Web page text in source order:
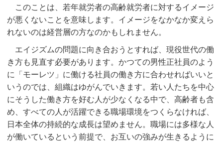
このことは、若年就労者の高齢就労者に対するイメージ
が悪くないことを意味します。イメージをなかなか変えら
れないのは経営層の方なのかもしれません。
エイジズムの問題に向き合おうとすれば、現役世代の働
き方も見直す必要があります。かつての男性正社員のよう
に「モーレツ」に働ける社員の働き方に合わせればいいと
いうのでは、組織はゆがんでいきます。若い人たちを中心
にそうした働き方を好む人が少なくなる中で、高齢者も含
め、すべての人が活躍できる職場環境をつくらなければ、
日本全体の持続的な成長は望めません。職場には多様な人
が働いているという前提で、お互いの強みが生きるように